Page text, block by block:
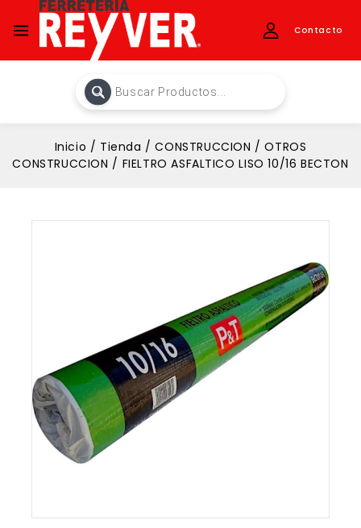
Contacto
Inicio / Tienda / CONSTRUCCION / OTROS
CONSTRUCCION / FIELTRO ASFALTICO LISO 10/16 BECTON